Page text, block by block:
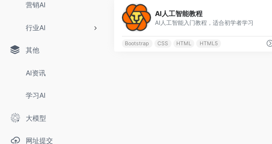
营销AI
行业AI
其他
AI资讯
学习AI
大模型
网址提交
AI人工智能教程
AI人工智能入门教程，适合初学者学习
Bootstrap CSS HTML HTML5